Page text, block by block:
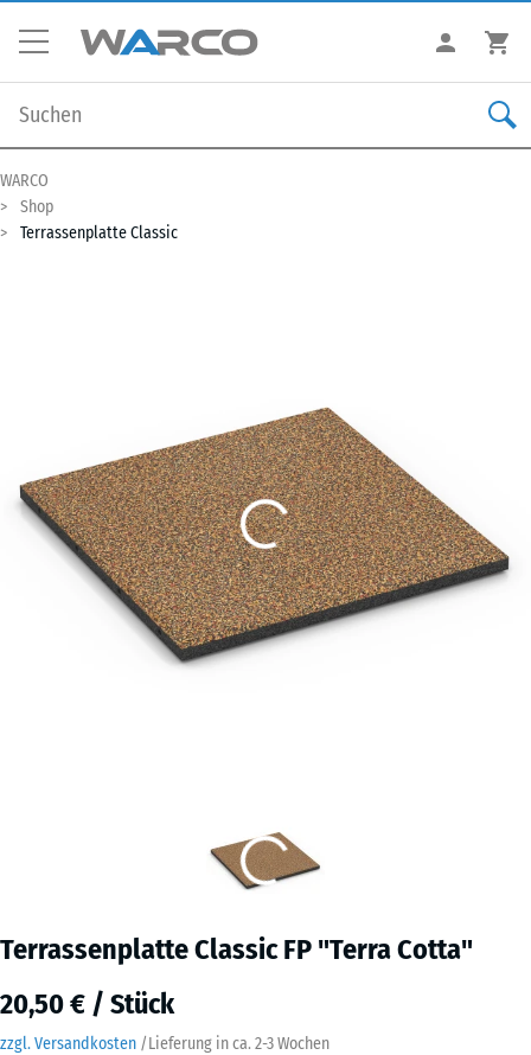
WARCO
Shop
Terrassenplatte Classic
Terrassenplatte Classic FP "Terra Cotta"
20,50 € / Stück
zzgl. Versandkosten /Lieferung in ca. 2-3 Wochen